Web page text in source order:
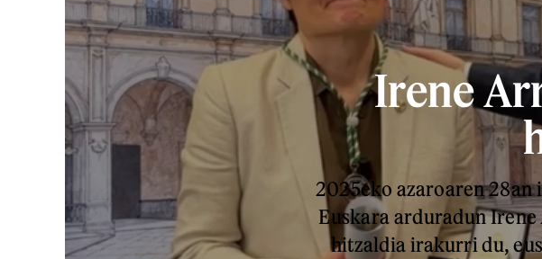
Irene
2025eko azaroaren 28an
Euskara arduradun
hitzaldia irakurri du,